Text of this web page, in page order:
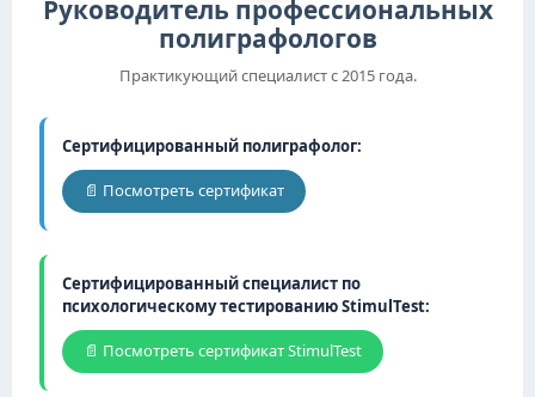
Руководитель профессиональных
полиграфологов
Практикующий специалист с 2015 года.
Сертифицированный полиграфолог:
📄 Посмотреть сертификат
Сертифицированный специалист по
психологическому тестированию StimulTest:
📄 Посмотреть сертификат StimulTest